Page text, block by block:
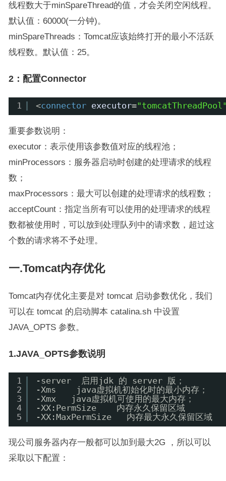
线程数大于minSpareThread的值，才会关闭空闲线程。
默认值：60000(一分钟)。
minSpareThreads：Tomcat应该始终打开的最小不活跃
线程数。默认值：25。
2：配置Connector
1 <connector executor=
重要参数说明：
executor：表示使用该参数值对应的线程池；
minProcessors：服务器启动时创建的处理请求的线程
数；
maxProcessors：最大可以创建的处理请求的线程数；
acceptCount：指定当所有可以使用的处理请求的线程
数都被使用时，可以放到处理队列中的请求数，超过这
个数的请求将不予处理。
一.Tomcat内存优化
Tomcat内存优化主要是对 tomcat 启动参数优化，我们
可以在 tomcat 的启动脚本 catalina.sh 中设置
JAVA_OPTS 参数。
1.JAVA_OPTS参数说明
1
2
3
4
5
-server  启用jdk 的 server 版；
-Xms    java虚拟机初始化时的最小内存；
-Xmx   java虚拟机可使用的最大内存；
-XX:PermSize    内存永久保留区域
-XX:MaxPermSize   内存最大永久保留区域
现公司服务器内存一般都可以加到最大2G ，所以可以
采取以下配置：